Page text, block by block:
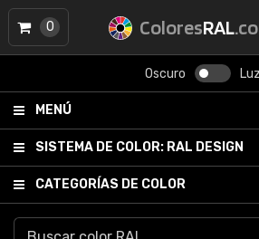
ColoresRAL
Oscuro Luz
MENÚ
SISTEMA DE COLOR: RAL DESIGN
CATEGORÍAS DE COLOR
0